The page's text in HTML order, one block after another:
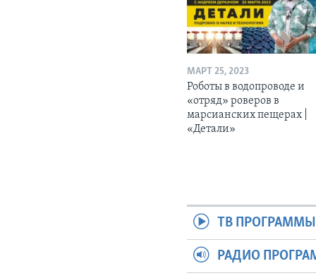
МАРТ 25, 2023
Роботы в водопроводе и
«отряд» роверов в
марсианских пещерах |
«Детали»
ТВ ПРОГРАММЫ
РАДИО